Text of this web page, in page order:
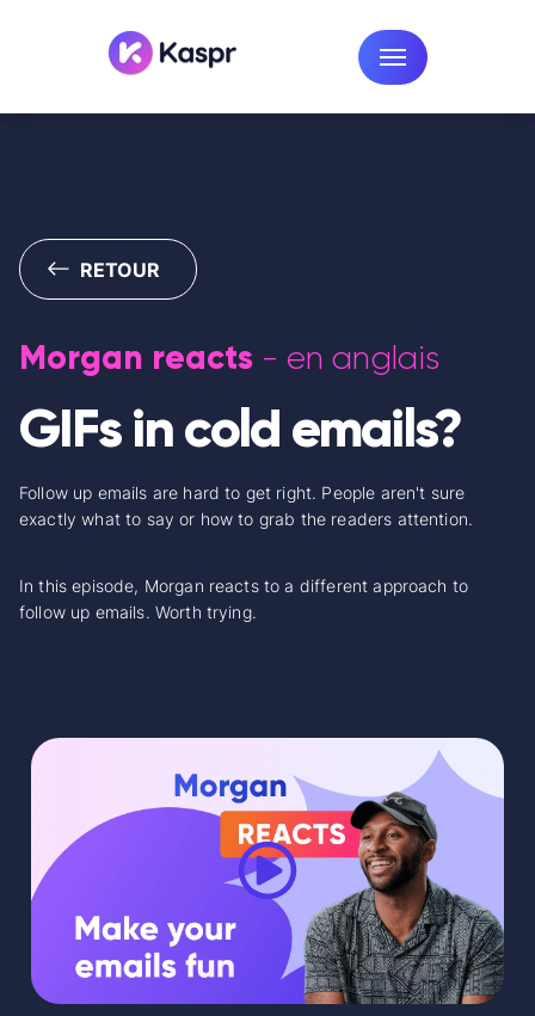
RETOUR
Morgan reacts - en anglais
GIFs in cold emails?
Follow up emails are hard to get right. People aren't sure
exactly what to say or how to grab the readers attention.
In this episode, Morgan reacts to a different approach to
follow up emails. Worth trying.